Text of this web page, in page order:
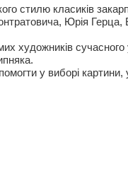
стилю класиків
Юрія
художників
у виборі картини,